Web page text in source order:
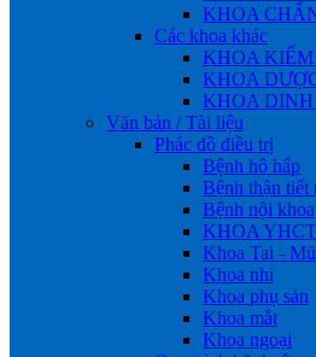
KHOA
Các khoa khác
KHOA
KHOA
KHOA
Văn bản / Tài liệu
Phác đồ điều trị
Bệnh hô hấp
Bệnh thận tiết
Bệnh nội khoa
KHOA YHCT
Khoa Tai -
Khoa nhi
Khoa phụ sản
Khoa mắt
Khoa ngoại